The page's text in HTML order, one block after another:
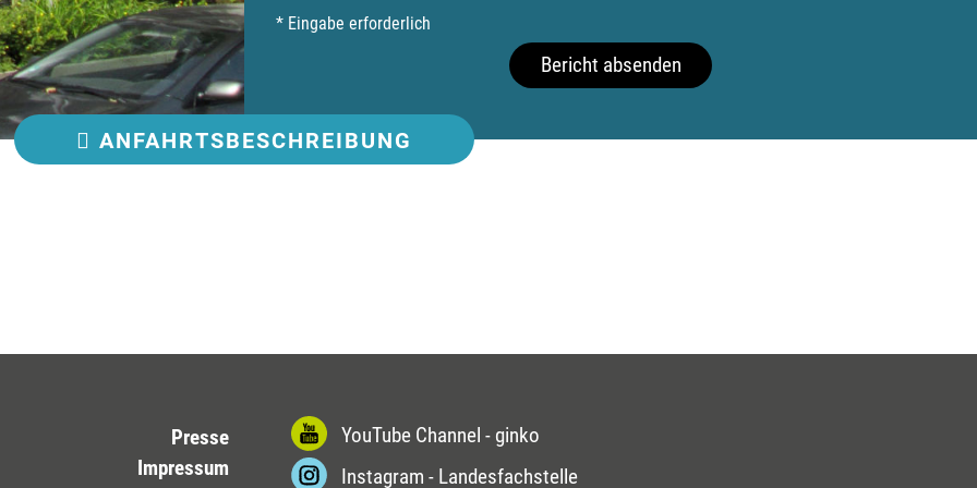
* Eingabe erforderlich
Bericht absenden
ANFAHRTSBESCHREIBUNG
Presse
Impressum
YouTube Channel - ginko
Instagram - Landesfachstelle